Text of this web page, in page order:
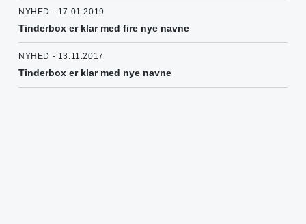
NYHED - 17.01.2019
Tinderbox er klar med fire nye navne
NYHED - 13.11.2017
Tinderbox er klar med nye navne